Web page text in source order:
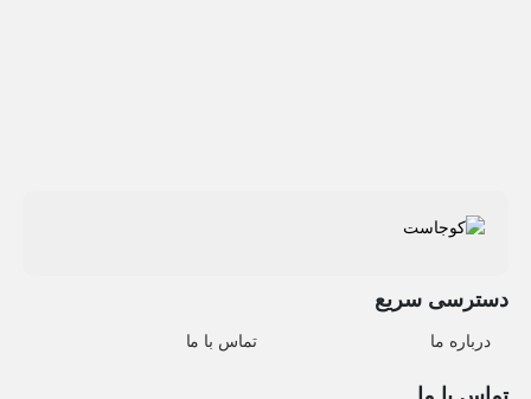
دسترسی سریع
درباره ما تماس با ما